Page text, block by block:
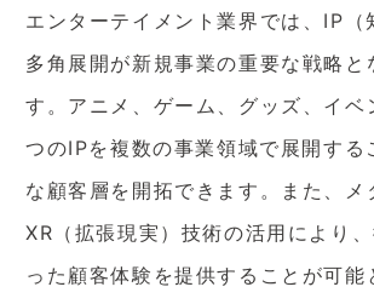
エンターテイメント業界では、IP（
多角展開が新規事業の重要な戦略と
す。アニメ、ゲーム、グッズ、イベ
つのIPを複数の事業領域で展開する
な顧客層を開拓できます。また、メ
XR（拡張現実）技術の活用により
った顧客体験を提供することが可能